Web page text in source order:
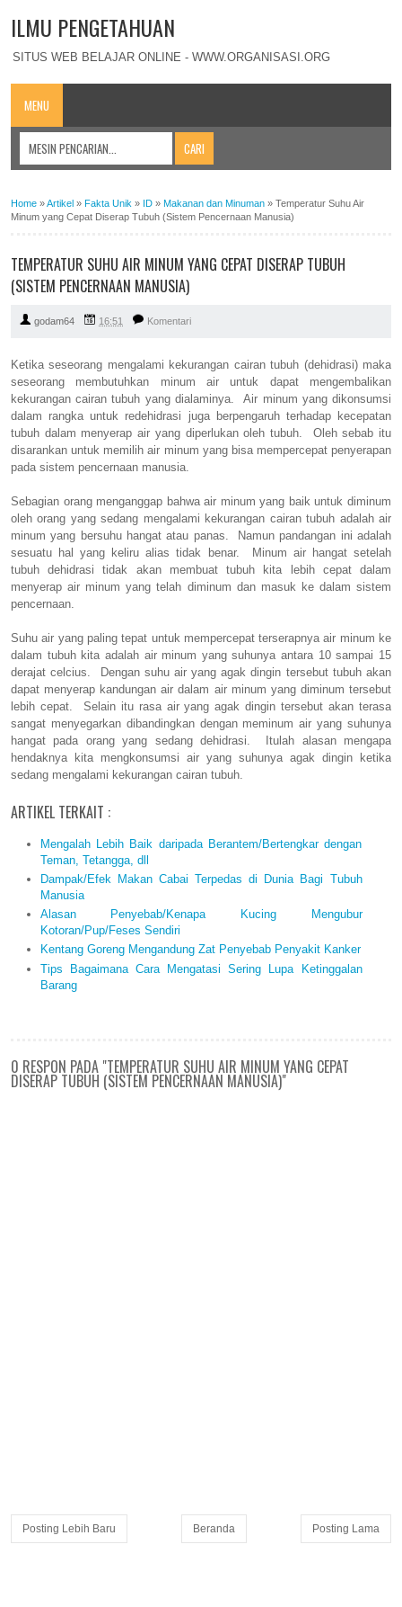
ILMU PENGETAHUAN
SITUS WEB BELAJAR ONLINE - WWW.ORGANISASI.ORG
MENU
Home »Artikel » Fakta Unik » ID » Makanan dan Minuman » Temperatur Suhu Air
Minum yang Cepat Diserap Tubuh (Sistem Pencernaan Manusia)
TEMPERATUR SUHU AIR MINUM YANG CEPAT DISERAP TUBUH
(SISTEM PENCERNAAN MANUSIA)
godam64 16:51 Komentari
Ketika seseorang mengalami kekurangan cairan tubuh (dehidrasi) maka
seseorang membutuhkan minum air untuk dapat mengembalikan
kekurangan cairan tubuh yang dialaminya. Air minum yang dikonsumsi
dalam rangka untuk redehidrasi juga berpengaruh terhadap kecepatan
tubuh dalam menyerap air yang diperlukan oleh tubuh. Oleh sebab itu
disarankan untuk memilih air minum yang bisa mempercepat penyerapan
pada sistem pencernaan manusia.
Sebagian orang menganggap bahwa air minum yang baik untuk diminum
oleh orang yang sedang mengalami kekurangan cairan tubuh adalah air
minum yang bersuhu hangat atau panas. Namun pandangan ini adalah
sesuatu hal yang keliru alias tidak benar. Minum air hangat setelah
tubuh dehidrasi tidak akan membuat tubuh kita lebih cepat dalam
menyerap air minum yang telah diminum dan masuk ke dalam sistem
pencernaan.
Suhu air yang paling tepat untuk mempercepat terserapnya air minum ke
dalam tubuh kita adalah air minum yang suhunya antara 10 sampai 15
derajat celcius. Dengan suhu air yang agak dingin tersebut tubuh akan
dapat menyerap kandungan air dalam air minum yang diminum tersebut
lebih cepat. Selain itu rasa air yang agak dingin tersebut akan terasa
sangat menyegarkan dibandingkan dengan meminum air yang suhunya
hangat pada orang yang sedang dehidrasi. Itulah alasan mengapa
hendaknya kita mengkonsumsi air yang suhunya agak dingin ketika
sedang mengalami kekurangan cairan tubuh.
ARTIKEL TERKAIT :
Mengalah Lebih Baik daripada Berantem/Bertengkar dengan
Teman, Tetangga, dll
Dampak/Efek Makan Cabai Terpedas di Dunia Bagi Tubuh
Manusia
Alasan Penyebab/Kenapa Kucing Mengubur
Kotoran/Pup/Feses Sendiri
Kentang Goreng Mengandung Zat Penyebab Penyakit Kanker
Tips Bagaimana Cara Mengatasi Sering Lupa Ketinggalan
Barang
0 RESPON PADA "TEMPERATUR SUHU AIR MINUM YANG CEPAT
DISERAP TUBUH (SISTEM PENCERNAAN MANUSIA)"
Posting Lebih Baru Posting Lama
Beranda